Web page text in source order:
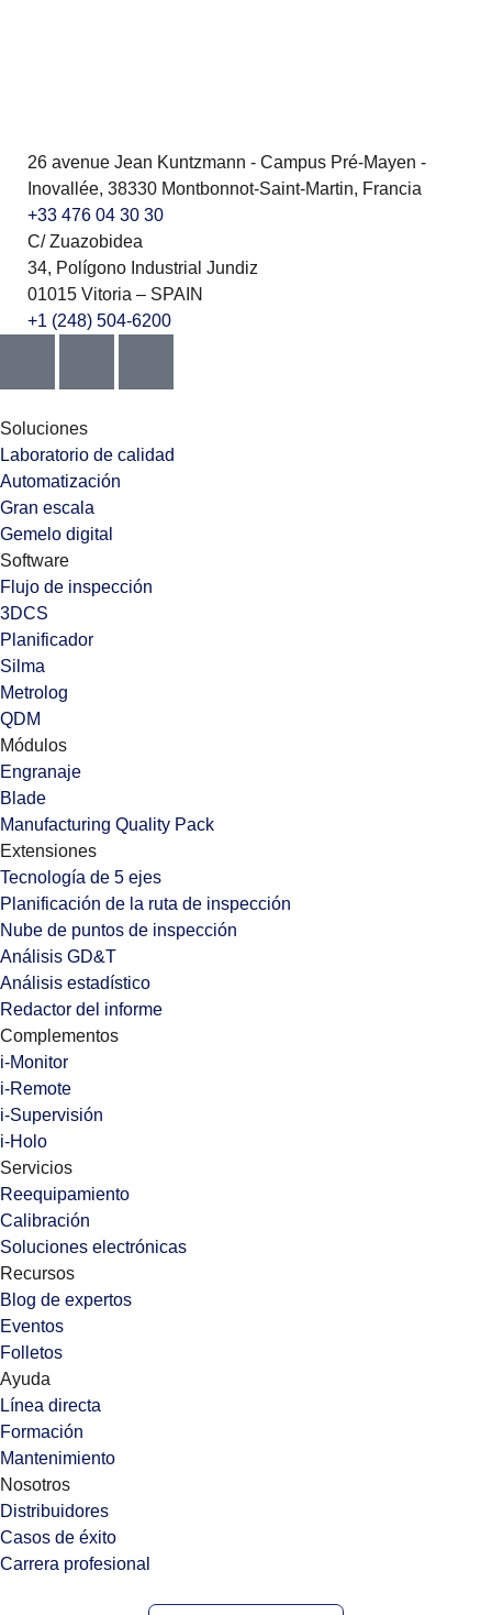
26 avenue Jean Kuntzmann - Campus Pré-Mayen -
Inovallée, 38330 Montbonnot-Saint-Martin, Francia
+33 476 04 30 30
C/ Zuazobidea
34, Polígono Industrial Jundiz
01015 Vitoria – SPAIN
+1 (248) 504-6200
Soluciones
Laboratorio de calidad
Automatización
Gran escala
Gemelo digital
Software
Flujo de inspección
3DCS
Planificador
Silma
Metrolog
QDM
Módulos
Engranaje
Blade
Manufacturing Quality Pack
Extensiones
Tecnología de 5 ejes
Planificación de la ruta de inspección
Nube de puntos de inspección
Análisis GD&T
Análisis estadístico
Redactor del informe
Complementos
i-Monitor
i-Remote
i-Supervisión
i-Holo
Servicios
Reequipamiento
Calibración
Soluciones electrónicas
Recursos
Blog de expertos
Eventos
Folletos
Ayuda
Línea directa
Formación
Mantenimiento
Nosotros
Distribuidores
Casos de éxito
Carrera profesional